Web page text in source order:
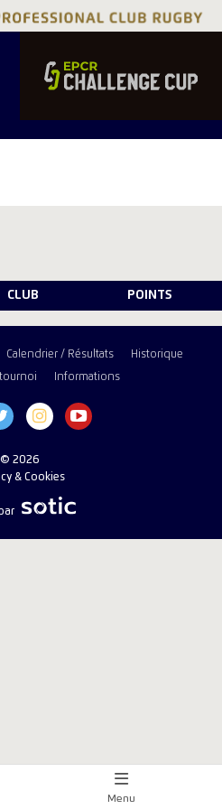
CLUB POINTS
Calendrier / Résultats
Historique
Informations
© 2026
& Cookies
Menu